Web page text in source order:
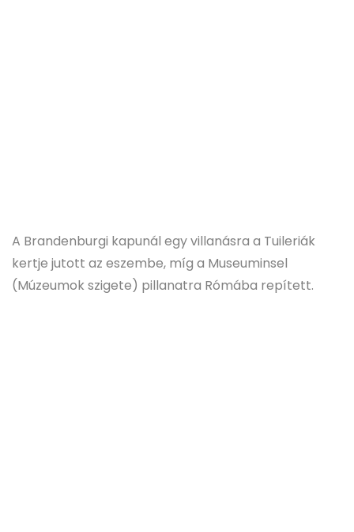
A Brandenburgi kapunál egy villanásra a Tuileriák
kertje jutott az eszembe, míg a Museuminsel
(Múzeumok szigete) pillanatra Rómába repített.